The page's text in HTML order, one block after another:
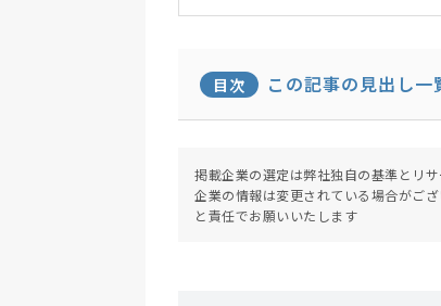
目次 この記事の見出し一
掲載企業の選定は弊社独自の基準とリ
企業の情報は変更されている場合がご
と責任でお願いいたします